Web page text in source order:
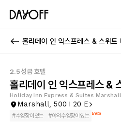
홀리데이 인 익스프레스 & 스위트
2.5성급 호텔
홀리데이 인 익스프레스 &
Holiday Inn Express & Suites Marshall
Marshall, 500 I 20 E
#수영장이있는 #야외수영장이있는 Beta